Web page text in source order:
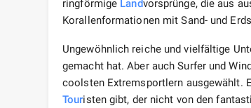
ringförmige Landvorsprünge, die aus
Korallenformationen mit Sand- und
Ungewöhnlich reiche und vielfältige
gemacht hat. Aber auch Surfer und
coolsten Extremsportlern ausgewählt.
Touristen gibt, der nicht von den